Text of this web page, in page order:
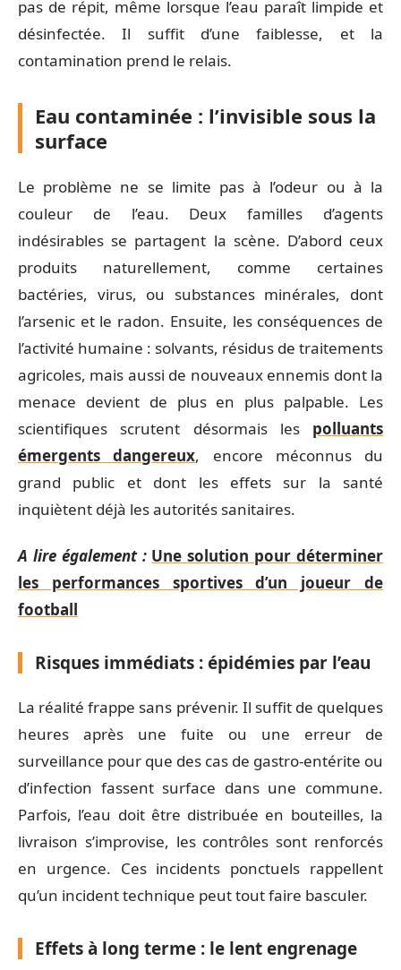
pas de répit, même lorsque l’eau paraît limpide et
désinfectée. Il suffit d’une faiblesse, et la
contamination prend le relais.
Eau contaminée : l’invisible sous la
surface
Le problème ne se limite pas à l’odeur ou à la
couleur de l’eau. Deux familles d’agents
indésirables se partagent la scène. D’abord ceux
produits naturellement, comme certaines
bactéries, virus, ou substances minérales, dont
l’arsenic et le radon. Ensuite, les conséquences de
l’activité humaine : solvants, résidus de traitements
agricoles, mais aussi de nouveaux ennemis dont la
menace devient de plus en plus palpable. Les
scientifiques scrutent désormais les polluants
émergents dangereux, encore méconnus du
grand public et dont les effets sur la santé
inquiètent déjà les autorités sanitaires.
A lire également : Une solution pour déterminer
les performances sportives d’un joueur de
football
Risques immédiats : épidémies par l’eau
La réalité frappe sans prévenir. Il suffit de quelques
heures après une fuite ou une erreur de
surveillance pour que des cas de gastro-entérite ou
d’infection fassent surface dans une commune.
Parfois, l’eau doit être distribuée en bouteilles, la
livraison s’improvise, les contrôles sont renforcés
en urgence. Ces incidents ponctuels rappellent
qu’un incident technique peut tout faire basculer.
Effets à long terme : le lent engrenage